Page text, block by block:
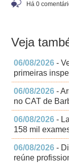
Há 0
Veja
06/08/2026 -
primeiras
06/08/2026 -
no CAT de
06/08/2026 -
158 mil
06/08/2026 -
reúne